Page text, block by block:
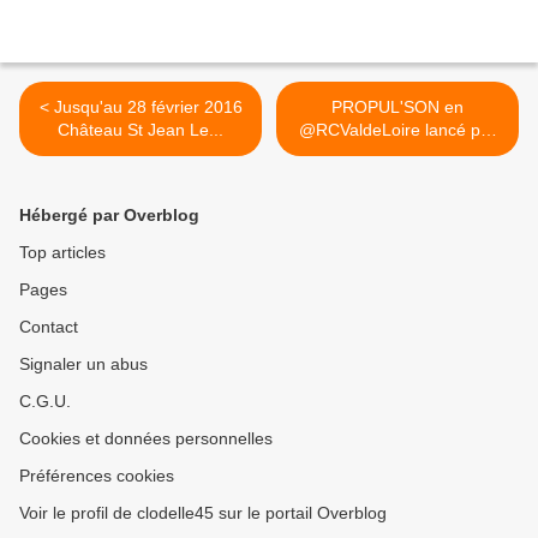
< Jusqu'au 28 février 2016
Château St Jean Le...
PROPUL'SON en
@RCValdeLoire lancé par
@FracaMa ... >
Hébergé par Overblog
Top articles
Pages
Contact
Signaler un abus
C.G.U.
Cookies et données personnelles
Préférences cookies
Voir le profil de clodelle45 sur le portail Overblog